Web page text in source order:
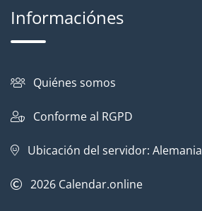
Informaciónes
Quiénes somos
Conforme al RGPD
Ubicación del servidor: Alemania
2026 Calendar.online